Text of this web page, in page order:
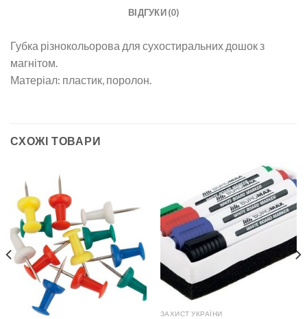
ВІДГУКИ (0)
Губка різнокольорова для сухостиральних дошок з
магнітом.
Матеріал: пластик, поролон.
СХОЖІ ТОВАРИ
ЗАХИСТ УКРАЇНИ